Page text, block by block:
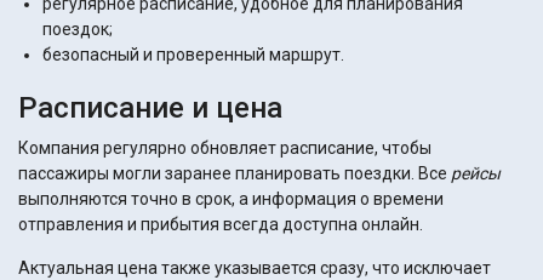
регулярное расписание, удобное для планирования
поездок;
безопасный и проверенный маршрут.
Расписание и цена
Компания регулярно обновляет расписание, чтобы
пассажиры могли заранее планировать поездки. Все рейсы
выполняются точно в срок, а информация о времени
отправления и прибытия всегда доступна онлайн.
Актуальная цена также указывается сразу, что исключает